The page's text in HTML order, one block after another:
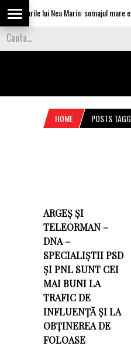
lui Nea Marin: somajul mare e
HOME POSTS
ARGEȘ ȘI
TELEORMAN –
DNA –
SPECIALIȘTII PSD
ȘI PNL SUNT CEI
MAI BUNI LA
TRAFIC DE
INFLUENȚĂ ȘI LA
OBȚINEREA DE
FOLOASE